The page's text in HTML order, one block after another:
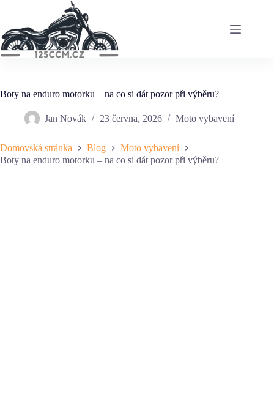
content
Boty na enduro motorku – na co si dát pozor při výběru?
Jan Novák 23 června, 2026 Moto vybavení
Domovská stránka Blog
Moto vybavení
Boty na enduro motorku – na co si dát pozor při výběru?